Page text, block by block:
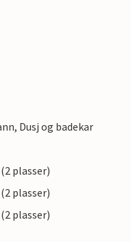
Dusj og badekar
plasser)
plasser)
plasser)